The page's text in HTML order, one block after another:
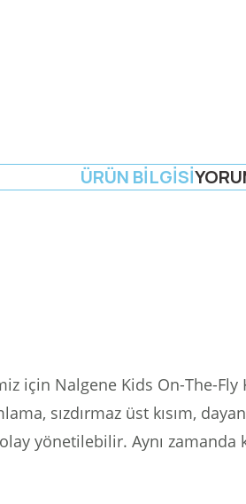
ÜRÜN BILGISI
için Nalgene Kids On-The-Fly
sızdırmaz üst kısım,
yönetilebilir. Aynı zamanda